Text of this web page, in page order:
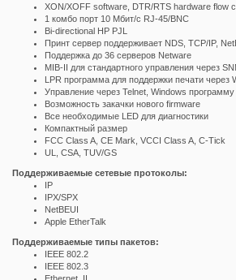
XON/XOFF software, DTR/RTS hardware flow
1 комбо порт 10 Мбит/с RJ-45/BNC
Bi-directional HP PJL
Принт сервер поддерживает NDS, TCP/IP,
Поддержка до 36 серверов Netware
MIB-II для стандартного управления через
LPR программа для поддержки печати через
Управление через Telnet, Windows программу
Возможность закачки нового firmware
Все необходимые LED для диагностики
Компактный размер
FCC Class A, CE Mark, VCCI Class A, C-Tick
UL, CSA, TUV/GS
Поддерживаемые сетевые протоколы:
IP
IPX/SPX
NetBEUI
Apple EtherTalk
Поддерживаемые типы пакетов:
IEEE 802.2
IEEE 802.3